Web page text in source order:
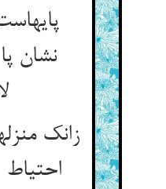
نشان
لاست
زانک